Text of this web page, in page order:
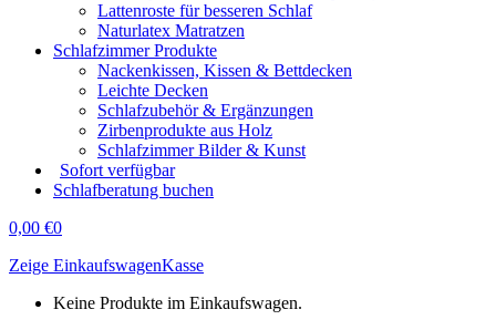
Lattenroste für besseren Schlaf
Naturlatex Matratzen
Schlafzimmer Produkte
Nackenkissen, Kissen & Bettdecken
Leichte Decken
Schlafzubehör & Ergänzungen
Zirbenprodukte aus Holz
Schlafzimmer Bilder & Kunst
Sofort verfügbar
Schlafberatung buchen
0,00 €0
Zeige EinkaufswagenKasse
Keine Produkte im Einkaufswagen.